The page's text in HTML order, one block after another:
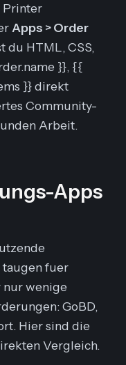
Printer
Apps > Order
du HTML, CSS,
}}, {{
}} direkt
Community-
Arbeit.
Apps
taugen fuer
nur wenige
GoBD,
Hier sind die
Vergleich.